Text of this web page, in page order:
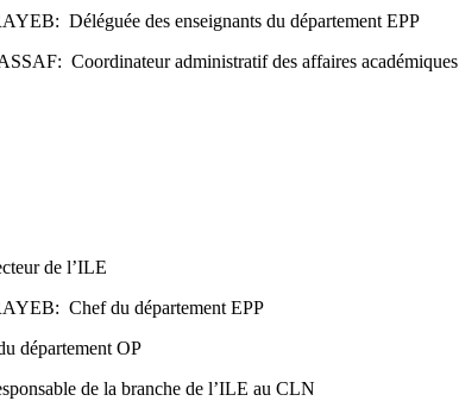
Déléguée des enseignants du département EPP
Coordinateur administratif des affaires académiques
de l’ILE
Chef du département EPP
département OP
de la branche de l’ILE au CLN